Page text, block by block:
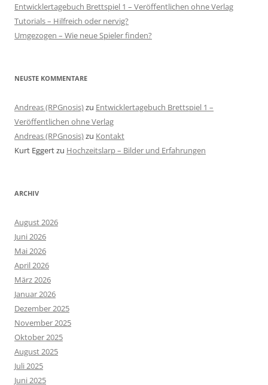
Entwicklertagebuch Brettspiel 1 – Veröffentlichen ohne Verlag
Tutorials – Hilfreich oder nervig?
Umgezogen – Wie neue Spieler finden?
NEUSTE KOMMENTARE
Andreas (RPGnosis)zu Entwicklertagebuch Brettspiel 1 –
Veröffentlichen ohne Verlag
Andreas (RPGnosis)zu Kontakt
Kurt Eggertzu Hochzeitslarp – Bilder und Erfahrungen
ARCHIV
August 2026
Juni 2026
Mai 2026
April 2026
März 2026
Januar 2026
Dezember 2025
November 2025
Oktober 2025
August 2025
Juli 2025
Juni 2025